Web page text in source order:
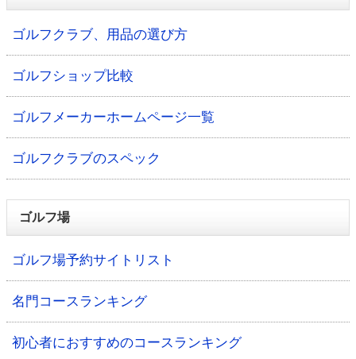
ゴルフクラブ、用品の選び方
ゴルフショップ比較
ゴルフメーカーホームページ一覧
ゴルフクラブのスペック
ゴルフ場
ゴルフ場予約サイトリスト
名門コースランキング
初心者におすすめのコースランキング